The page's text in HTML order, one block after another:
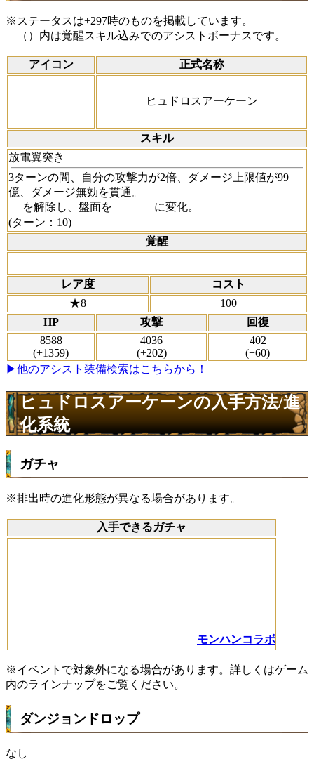
※ステータスは+297時のものを掲載しています。
（）内は覚醒スキル込みでのアシストボーナスです。
アイコン 正式名称
ヒュドロスアーケーン
スキル
放電翼突き
3ターンの間、自分の攻撃力が2倍、ダメージ上限値が99
億、ダメージ無効を貫通。
を解除し、盤面を
に変化。
(ターン：10)
覚醒
レア度
コスト
★8
100
HP
攻撃
回復
8588
(+1359)
4036
(+202)
402
(+60)
▶他のアシスト装備検索はこちらから！
ヒュドロスアーケーンの入手方法/進
化系統
ガチャ
※排出時の進化形態が異なる場合があります。
入手できるガチャ
モンハンコラボ
※イベントで対象外になる場合があります。詳しくはゲーム
内のラインナップをご覧ください。
ダンジョンドロップ
なし